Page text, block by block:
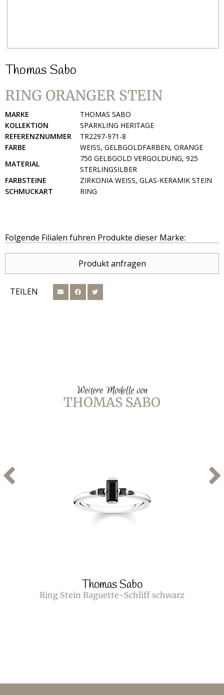
Thomas Sabo
RING ORANGER STEIN
MARKE
THOMAS SABO
KOLLEKTION
SPARKLING HERITAGE
REFERENZNUMMER
TR2297-971-8
FARBE
WEISS, GELBGOLDFARBEN, ORANGE
MATERIAL
750 GELBGOLD VERGOLDUNG, 925
STERLINGSILBER
FARBSTEINE
ZIRKONIA WEISS, GLAS-KERAMIK STEIN
SCHMUCKART
RING
Folgende Filialen führen Produkte dieser Marke:
Produkt anfragen
TEILEN
Weitere Modelle von
THOMAS SABO
Thomas Sabo
Ring Stein Baguette-Schliff schwarz